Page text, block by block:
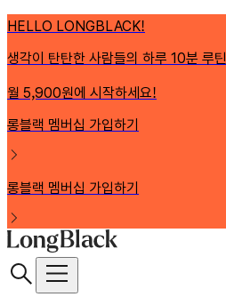
HELLO LONGBLACK!
생각이 탄탄한 사람들의 하루 10분 루틴
월 5,900원에 시작하세요!
롱블랙 멤버십 가입하기
롱블랙 멤버십 가입하기